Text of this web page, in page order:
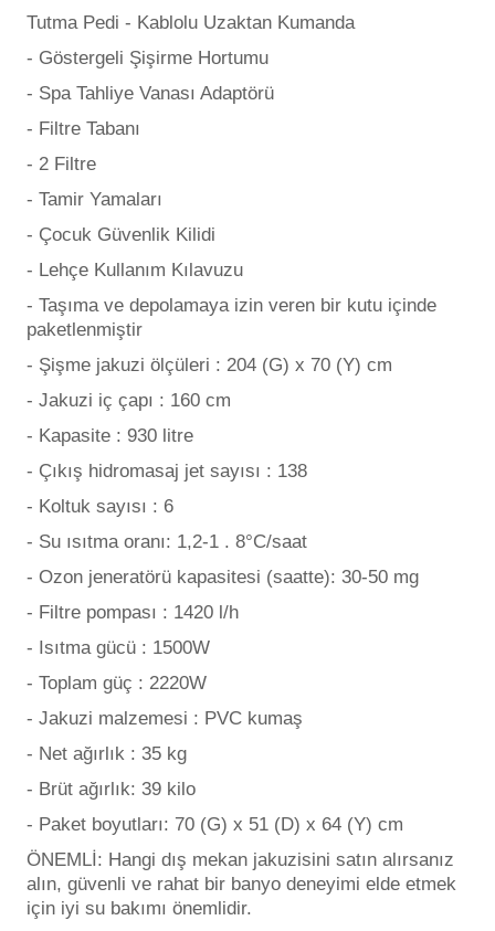
Tutma Pedi - Kablolu Uzaktan Kumanda
- Göstergeli Şişirme Hortumu
- Spa Tahliye Vanası Adaptörü
- Filtre Tabanı
- 2 Filtre
- Tamir Yamaları
- Çocuk Güvenlik Kilidi
- Lehçe Kullanım Kılavuzu
- Taşıma ve depolamaya izin veren bir kutu içinde
paketlenmiştir
- Şişme jakuzi ölçüleri : 204 (G) x 70 (Y) cm
- Jakuzi iç çapı : 160 cm
- Kapasite : 930 litre
- Çıkış hidromasaj jet sayısı : 138
- Koltuk sayısı : 6
- Su ısıtma oranı: 1,2-1 . 8°C/saat
- Ozon jeneratörü kapasitesi (saatte): 30-50 mg
- Filtre pompası : 1420 l/h
- Isıtma gücü : 1500W
- Toplam güç : 2220W
- Jakuzi malzemesi : PVC kumaş
- Net ağırlık : 35 kg
- Brüt ağırlık: 39 kilo
- Paket boyutları: 70 (G) x 51 (D) x 64 (Y) cm
ÖNEMLİ: Hangi dış mekan jakuzisini satın alırsanız
alın, güvenli ve rahat bir banyo deneyimi elde etmek
için iyi su bakımı önemlidir.